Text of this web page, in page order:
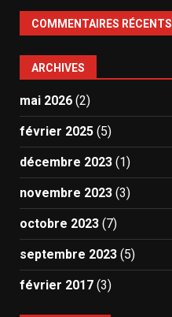
COMMENTAIRES RÉCENTS
ARCHIVES
mai 2026 (2)
février 2025 (5)
décembre 2023 (1)
novembre 2023 (3)
octobre 2023 (7)
septembre 2023 (5)
février 2017 (3)